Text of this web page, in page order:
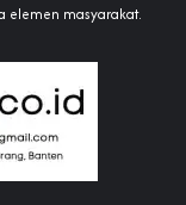
elemen masyarakat.